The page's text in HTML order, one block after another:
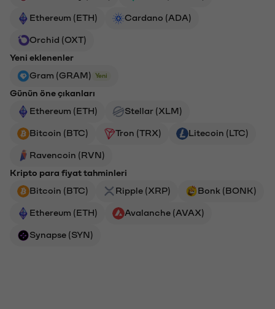
Ethereum (ETH) Cardano (ADA)
Orchid (OXT)
Yeni eklenenler
Gram (GRAM)
Yeni
Günün öne çıkanları
Ethereum (ETH)
Stellar (XLM)
Bitcoin (BTC) Tron (TRX) Litecoin (LTC)
Ravencoin (RVN)
Kripto para fiyat tahminleri
Bitcoin (BTC)
Ripple (XRP) Bonk (BONK)
Ethereum (ETH) Avalanche (AVAX)
Synapse (SYN)